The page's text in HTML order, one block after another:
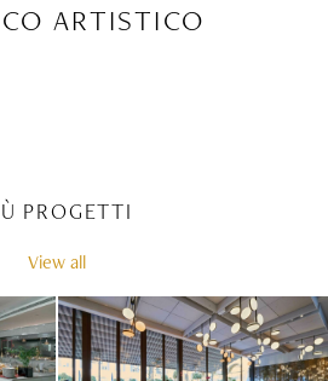
ARTISTICO
PROGETTI
View all